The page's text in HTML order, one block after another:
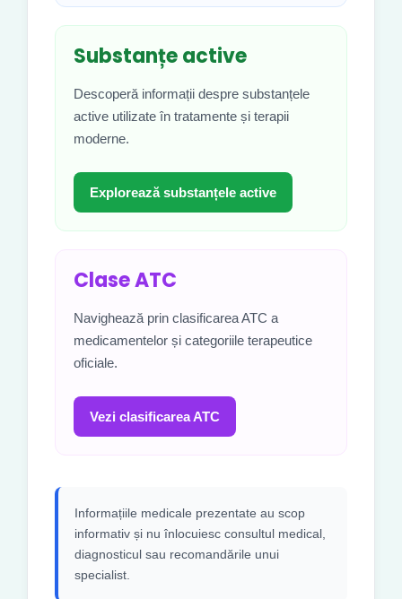
Substanțe active
Descoperă informații despre substanțele
active utilizate în tratamente și terapii
moderne.
Explorează substanțele active
Clase ATC
Navighează prin clasificarea ATC a
medicamentelor și categoriile terapeutice
oficiale.
Vezi clasificarea ATC
Informațiile medicale prezentate au scop
informativ și nu înlocuiesc consultul medical,
diagnosticul sau recomandările unui
specialist.